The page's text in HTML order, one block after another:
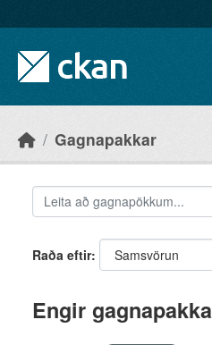
Gagnapakkar
Raða eftir
Engir